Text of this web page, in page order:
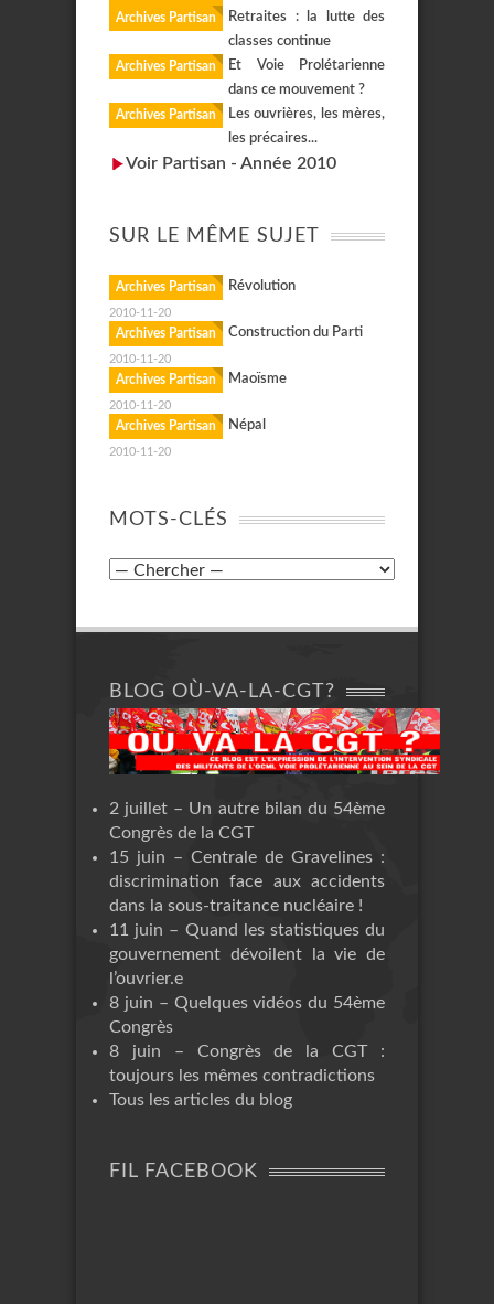
Archives Partisan
Retraites : la lutte des
classes continue
Archives Partisan
Et Voie Prolétarienne
dans ce mouvement ?
Archives Partisan
Les ouvrières, les mères,
les précaires...
Voir Partisan - Année 2010
SUR LE MÊME SUJET
Archives Partisan Révolution
2010-11-20
Archives Partisan Construction du Parti
2010-11-20
Archives Partisan Maoïsme
2010-11-20
Archives Partisan Népal
2010-11-20
MOTS-CLÉS
BLOG OÙ-VA-LA-CGT?
2 juillet – Un autre bilan du 54ème
Congrès de la CGT
15 juin – Centrale de Gravelines :
discrimination face aux accidents
dans la sous-traitance nucléaire !
11 juin – Quand les statistiques du
gouvernement dévoilent la vie de
l’ouvrier.e
8 juin – Quelques vidéos du 54ème
Congrès
8 juin – Congrès de la CGT :
toujours les mêmes contradictions
Tous les articles du blog
FIL FACEBOOK